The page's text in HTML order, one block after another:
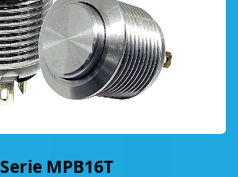
Serie MPB16T